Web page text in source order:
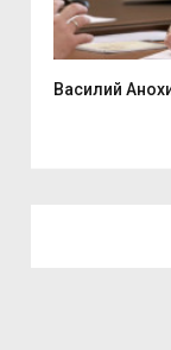
Василий